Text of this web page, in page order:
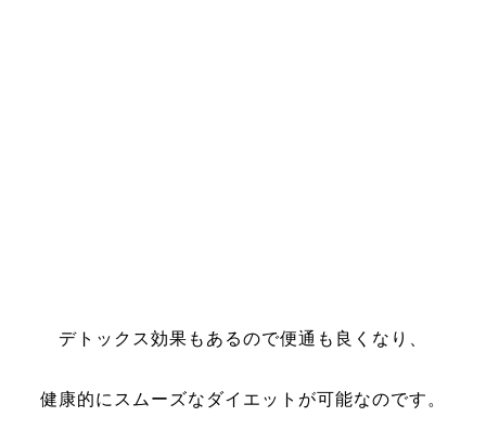
デトックス効果もあるので便通も良くなり、
健康的にスムーズなダイエットが可能なのです。